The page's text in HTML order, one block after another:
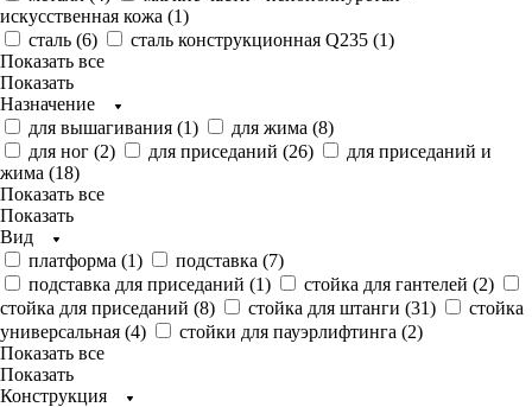
искусственная кожа (1)
сталь (6) сталь конструкционная Q235 (1)
Показать все
Показать
Назначение
для вышагивания (1) для жима (8)
для ног (2) для приседаний (26)
для приседаний и
жима (18)
Показать все
Показать
Вид
платформа (1) подставка (7)
подставка для приседаний (1) стойка для гантелей (2)
стойка для приседаний (8) стойка для штанги (31)
стойка
универсальная (4) стойки для пауэрлифтинга (2)
Показать все
Показать
Конструкция